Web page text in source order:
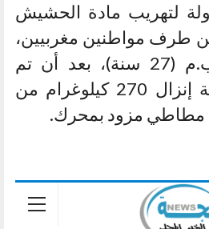
لتهريب مادة الحشيش
طرف مواطنين مغربيين،
م. أ (41 سنة) وب.م (27 سنة)، بعد أن تم
ضبطهما أثناء عملية إنزال 270 كيلوغرام من
مزود بمحرك.